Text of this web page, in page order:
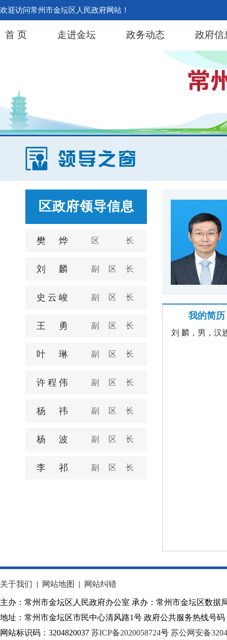
欢迎访问常州市金坛区人民政府网站！
首 页 走进金坛 政务动态 政府信
区政府领导信息
樊烨 区长
刘麟 副区长
史云峻 副区长
王勇 副区长
叶琳 副区长
许程伟 副区长
杨祎 副区长
杨波 副区长
李祁 副区长
我的简历
刘 麟，男，汉
关于我们 | 网站地图 | 网站纠错
主办：常州市金坛区人民政府办公室 承办：常州市金坛区数据
地址：常州市金坛区市民中心清风路1号 政府公共服务热线号码
网站标识码：3204820037 苏ICP备2020058724号 苏公网安备